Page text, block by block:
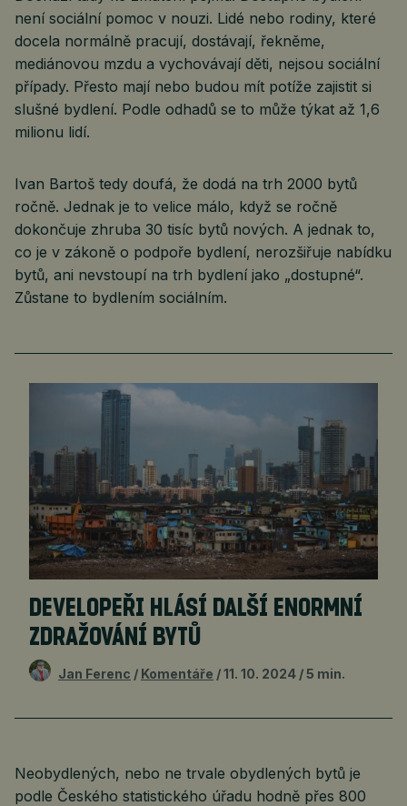
není sociální pomoc v nouzi. Lidé nebo rodiny, které
docela normálně pracují, dostávají, řekněme,
mediánovou mzdu a vychovávají děti, nejsou sociální
případy. Přesto mají nebo budou mít potíže zajistit si
slušné bydlení. Podle odhadů se to může týkat až 1,6
milionu lidí.
Ivan Bartoš tedy doufá, že dodá na trh 2000 bytů
ročně. Jednak je to velice málo, když se ročně
dokončuje zhruba 30 tisíc bytů nových. A jednak to,
co je v zákoně o podpoře bydlení, nerozšiřuje nabídku
bytů, ani nevstoupí na trh bydlení jako „dostupné“.
Zůstane to bydlením sociálním.
DEVELOPEŘI HLÁSÍ DALŠÍ ENORMNÍ
ZDRAŽOVÁNÍ BYTŮ
Jan Ferenc Komentáře 11. 10. 2024 5 min.
Neobydlených, nebo ne trvale obydlených bytů je
podle Českého statistického úřadu hodně přes 800